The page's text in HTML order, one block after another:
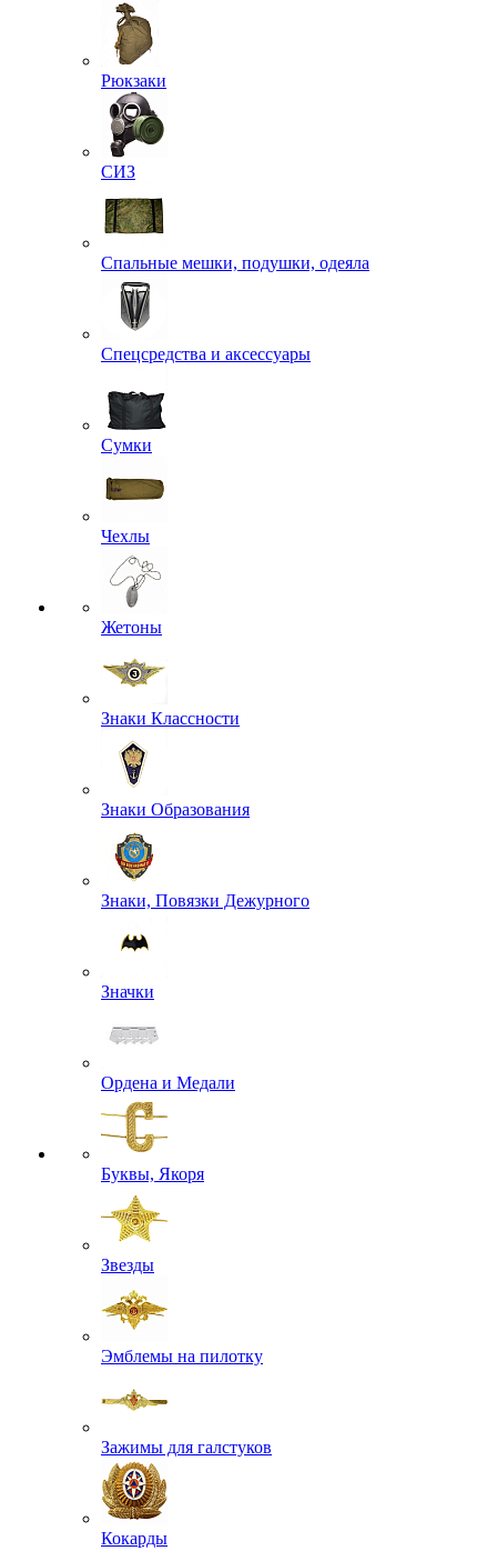
Рюкзаки
СИЗ
Спальные мешки, подушки, одеяла
Спецсредства и аксессуары
Сумки
Чехлы
Жетоны
Знаки Классности
Знаки Образования
Знаки, Повязки Дежурного
Значки
Ордена и Медали
Буквы, Якоря
Звезды
Эмблемы на пилотку
Зажимы для галстуков
Кокарды